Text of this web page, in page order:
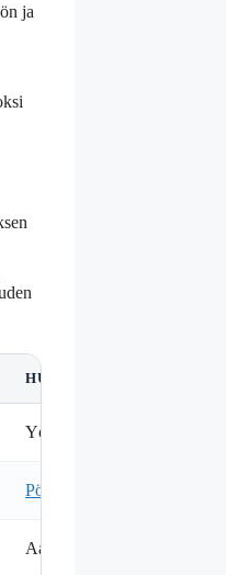
ja
HUOMIO
Yön alin vaihtelu
Pörssisähköä.fi
Aamun nousu